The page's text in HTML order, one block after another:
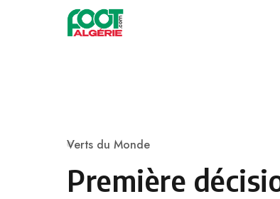
Skip to content
Category
Verts du Monde
Première